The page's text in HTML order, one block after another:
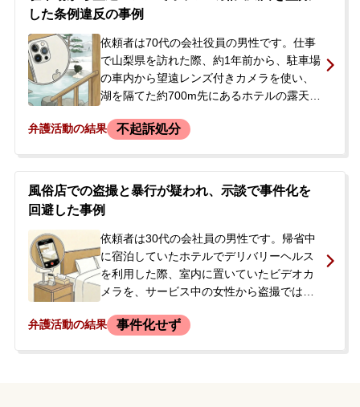
聞きたいという連絡があり、携帯電話を持
って警察署へ来るように言われました。依
頼者は、過去にも同様の行為をしていたこ
ともあり、逮捕されるのではないかと強い
不安を抱き、弁護士に相談することになり
ました。
した条例違反の事例
依頼者は70代の会社役員の男性です。仕事
で山梨県を訪れた際、約1年前から、駐車場
の車内から望遠レンズ付きカメラを使い、
湖を隔てた約700m先にあるホテルの露天風
回に及び、入浴中の男女などを動画で撮影
官から職務質問を受けて警察署で取調べを
受けました。その日は帰宅できましたが、
家宅捜索も行われ、カメラや多数の動画デ
ータが押収されました。警察からは後日再
度呼び出すと言われ、逮捕の可能性や今後
の処分に大きな不安を抱いた依頼者は、会
社などに知られることなく解決したいと願
弁護活動の結果 不起訴処分
風俗店での盗撮と暴行が疑われ、示談で事件化を
回避した事例
依頼者は30代の会社員の男性です。帰省中
に宿泊していたホテルでデリバリーヘルス
を利用した際、室内に置いていたビデオカ
メラを、サービス中の女性から盗撮ではな
み合いとなり、依頼者が女性の手首を掴
弁護活動の結果 事件化せず